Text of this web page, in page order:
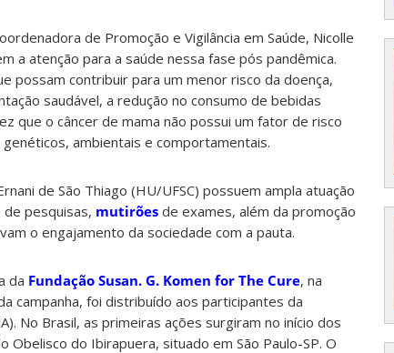
de Promoção e Vigilância em Saúde, Nicolle
a atenção para a saúde nessa fase pós pandêmica.
possam contribuir para um menor risco da doença,
saudável, a redução no consumo de bebidas
que o câncer de mama não possui um fator de risco
ambientais e comportamentais.
de São Thiago (HU/UFSC) possuem ampla atuação
pesquisas, mutirões de exames, além da promoção
o engajamento da sociedade com a pauta.
da Fundação Susan. G. Komen for The Cure, na
campanha, foi distribuído aos participantes da
No Brasil, as primeiras ações surgiram no início dos
do Ibirapuera, situado em São Paulo-SP. O